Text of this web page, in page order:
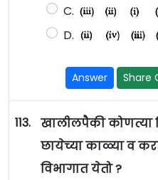
C.
D.
Answer Share
113.
खालीलपैकी कोणत्या
छायेच्या काळ्या व
विभागात येतो ?